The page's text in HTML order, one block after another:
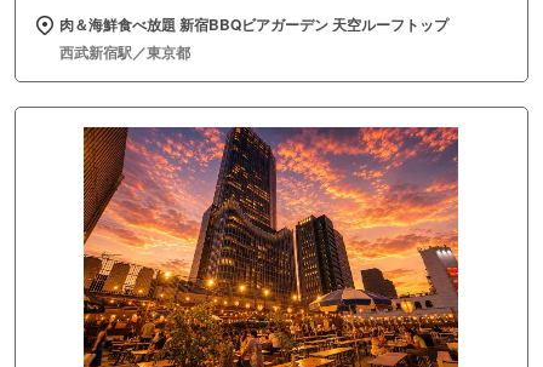
肉＆海鮮食べ放題 新宿BBQビアガーデン 天空ルーフトップ
西武新宿駅／東京都